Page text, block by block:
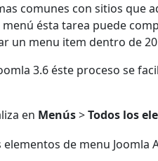
comunes con sitios que
ésta tarea puede
un menu item dentro de
3.6 éste proceso se
en Menús>Todos los